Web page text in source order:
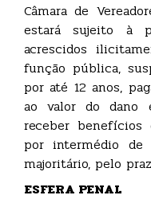
Câmara de
estará sujeito à
acrescidos
função pública,
por até 12 anos,
ao valor do dano
receber
por intermédio de
majoritário, pelo
ESFERA PENAL